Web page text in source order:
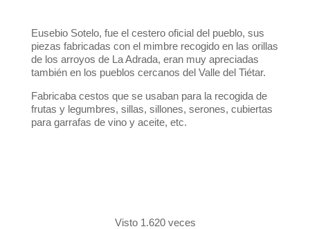
Eusebio Sotelo, fue el cestero oficial del pueblo, sus
piezas fabricadas con el mimbre recogido en las orillas
de los arroyos de La Adrada, eran muy apreciadas
también en los pueblos cercanos del Valle del Tiétar.
Fabricaba cestos que se usaban para la recogida de
frutas y legumbres, sillas, sillones, serones, cubiertas
para garrafas de vino y aceite, etc.
Visto 1.620 veces